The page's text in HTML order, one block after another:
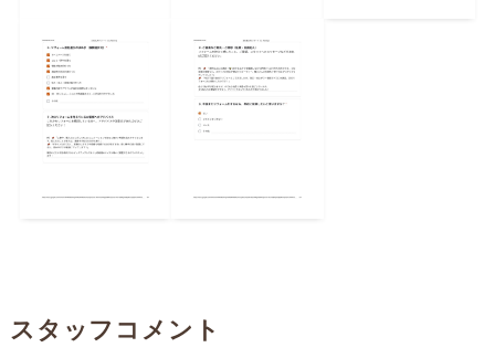
スタッフコメント